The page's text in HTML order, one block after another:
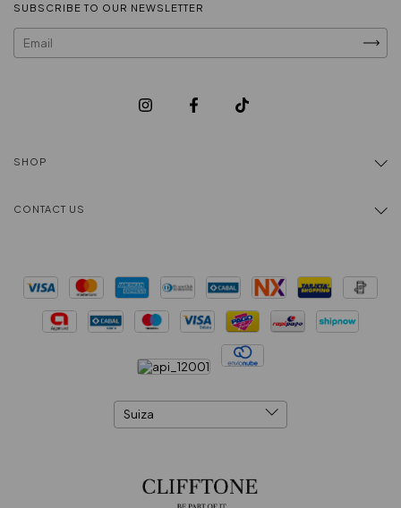
SUBSCRIBE TO OUR NEWSLETTER
SHOP
CONTACT US